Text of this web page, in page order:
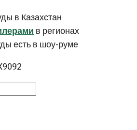
в Казахстан
в регионах
есть в шоу-руме